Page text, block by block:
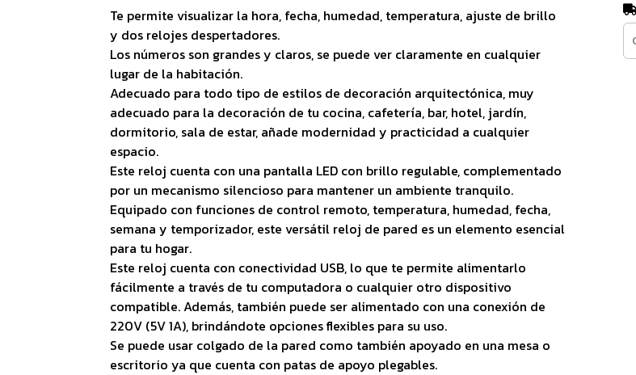
Te permite visualizar la hora, fecha, humedad, temperatura, ajuste de brillo
y dos relojes despertadores.
Los números son grandes y claros, se puede ver claramente en cualquier
lugar de la habitación.
Adecuado para todo tipo de estilos de decoración arquitectónica, muy
adecuado para la decoración de tu cocina, cafetería, bar, hotel, jardín,
dormitorio, sala de estar, añade modernidad y practicidad a cualquier
espacio.
Este reloj cuenta con una pantalla LED con brillo regulable, complementado
por un mecanismo silencioso para mantener un ambiente tranquilo.
Equipado con funciones de control remoto, temperatura, humedad, fecha,
semana y temporizador, este versátil reloj de pared es un elemento esencial
para tu hogar.
Este reloj cuenta con conectividad USB, lo que te permite alimentarlo
fácilmente a través de tu computadora o cualquier otro dispositivo
compatible. Además, también puede ser alimentado con una conexión de
220V (5V 1A), brindándote opciones flexibles para su uso.
Se puede usar colgado de la pared como también apoyado en una mesa o
escritorio ya que cuenta con patas de apoyo plegables.